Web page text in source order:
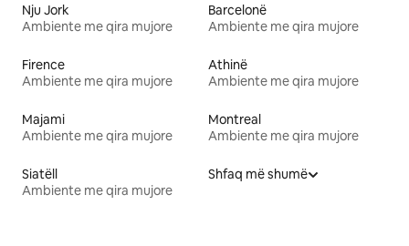
Nju Jork
Ambiente me qira mujore
Barcelonë
Ambiente me qira mujore
Firence
Ambiente me qira mujore
Athinë
Ambiente me qira mujore
Majami
Ambiente me qira mujore
Montreal
Ambiente me qira mujore
Siatëll
Ambiente me qira mujore
Shfaq më shumë